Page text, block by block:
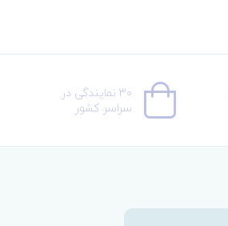
30 نمایندگی در
سراسر کشور